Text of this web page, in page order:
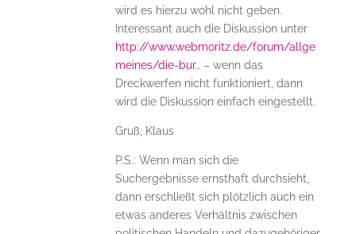
wird es hierzu wohl nicht geben.
Interessant auch die Diskussion unter
http://www.webmoritz.de/forum/allge
meines/die-bur… – wenn das
Dreckwerfen nicht funktioniert, dann
wird die Diskussion einfach eingestellt.
Gruß, Klaus
P.S.: Wenn man sich die
Suchergebnisse ernsthaft durchsieht,
dann erschließt sich plötzlich auch ein
etwas anderes Verhältnis zwischen